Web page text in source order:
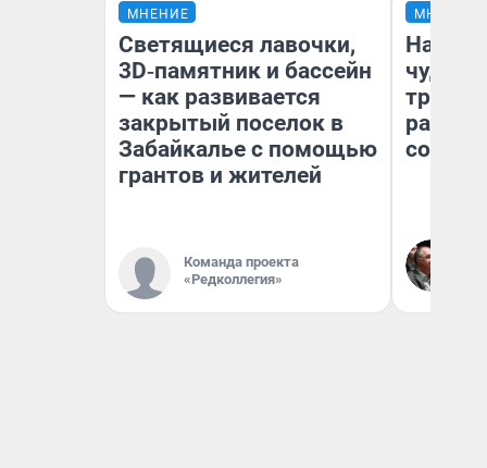
МНЕНИЕ
Светящиеся лавочки,
3D‑памятник и бассейн
— как развивается
закрытый поселок в
Забайкалье с помощью
грантов и жителей
Команда проекта
«Редколлегия»
МНЕНИЕ
чудом